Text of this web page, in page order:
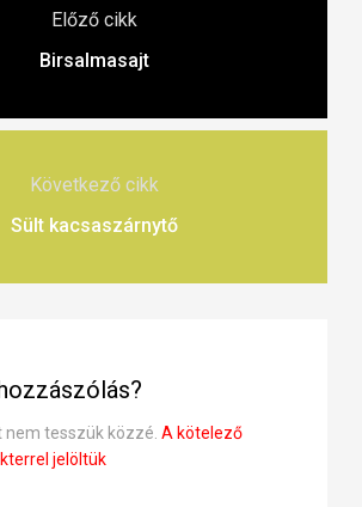
Előző cikk
Birsalmasajt
Következő cikk
Sült kacsaszárnytő
tesszük közzé. A kötelező
jelöltük